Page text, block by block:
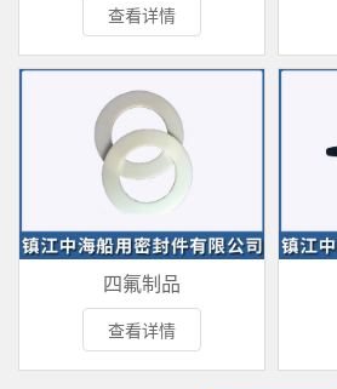
查看详情
四氟制品
查看详情